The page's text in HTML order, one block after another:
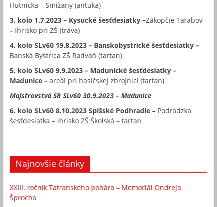
Hutnícka – Smižany (antuka)
3. kolo 1.7.2023 – Kysucké šesťdesiatky –Zákopčie Tarabov
– ihrisko pri ZŠ (tráva)
4. kolo SLv60 19.8.2023 – Banskobystrické šesťdesiatky –
Banská Bystrica ZŠ Radvaň (tartan)
5. kolo SLv60 9.9.2023 – Madunické šesťdesiatky –
Madunice –areál pri hasičskej zbrojnici (tartan)
Majstrovstvá SR SLv60 30.9.2023 – Madunice
6. kolo SLv60 8.10.2023 Spišské Podhradie– Podradzka
šesťdesiatka – ihrisko ZŠ Školská – tartan
Najnovšie články
XXIII. ročník Tatranského pohára – Memoriál Ondreja
Šprocha